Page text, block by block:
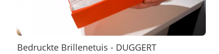
Bedruckte Brillenetuis - DUGGERT